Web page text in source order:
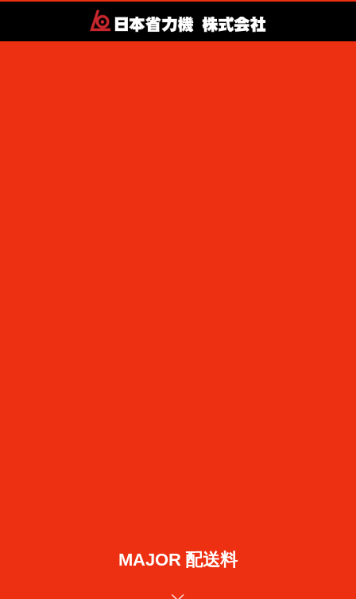
MAJOR 配送料